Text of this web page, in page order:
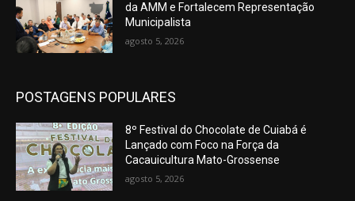
da AMM e Fortalecem Representação
Municipalista
agosto 5, 2026
POSTAGENS POPULARES
8º Festival do Chocolate de Cuiabá é
Lançado com Foco na Força da
Cacauicultura Mato-Grossense
agosto 5, 2026